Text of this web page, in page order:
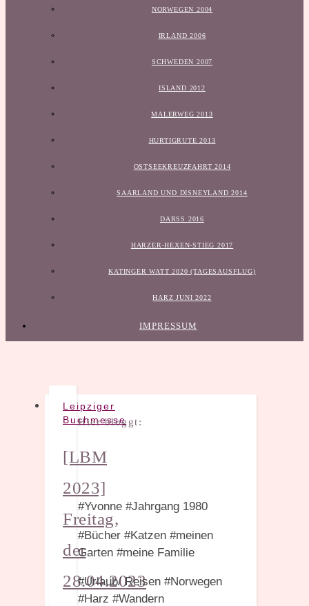
NORWEGEN 2004
IRLAND 2006
SCHWEDEN 2007
ISLAND 2012
MALERWEG 2013
HURTIGRUTE 2013
OSTSEEKREUZFAHRT 2014
SAARLAND UND DISNEYLAND 2014
DARSS 2016
HARZER-HEXEN-STIEG 2017
KATINGER WATT 2020 (TAGESAUSFLUG)
HARZ JUNI 2022
IMPRESSUM
Leipziger
Buchmesse
[LBM
2023]
Freitag,
der
28.04.2023
Hier bloggt:
#Yvonne #Jahrgang 1980
#Bücher #Katzen #meinen
Garten #meine Familie
#Urlaub/ Reisen #Norwegen
#Harz #Wandern